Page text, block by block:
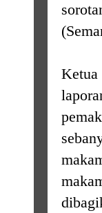
Ketua